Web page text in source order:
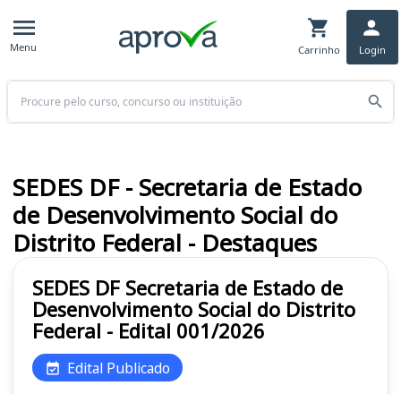
Menu Carrinho Login
Buscar
SEDES DF Secretaria de Estado de
Desenvolvimento Social do Distrito
Federal - Edital 001/2026
Edital Publicado
SEDES DF - Secretaria de Estado
de Desenvolvimento Social do
Distrito Federal - Destaques